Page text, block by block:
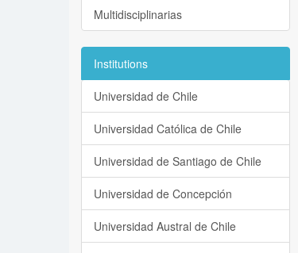
Multidisciplinarias
Institutions
Universidad de Chile
Universidad Católica de Chile
Universidad de Santiago de Chile
Universidad de Concepción
Universidad Austral de Chile